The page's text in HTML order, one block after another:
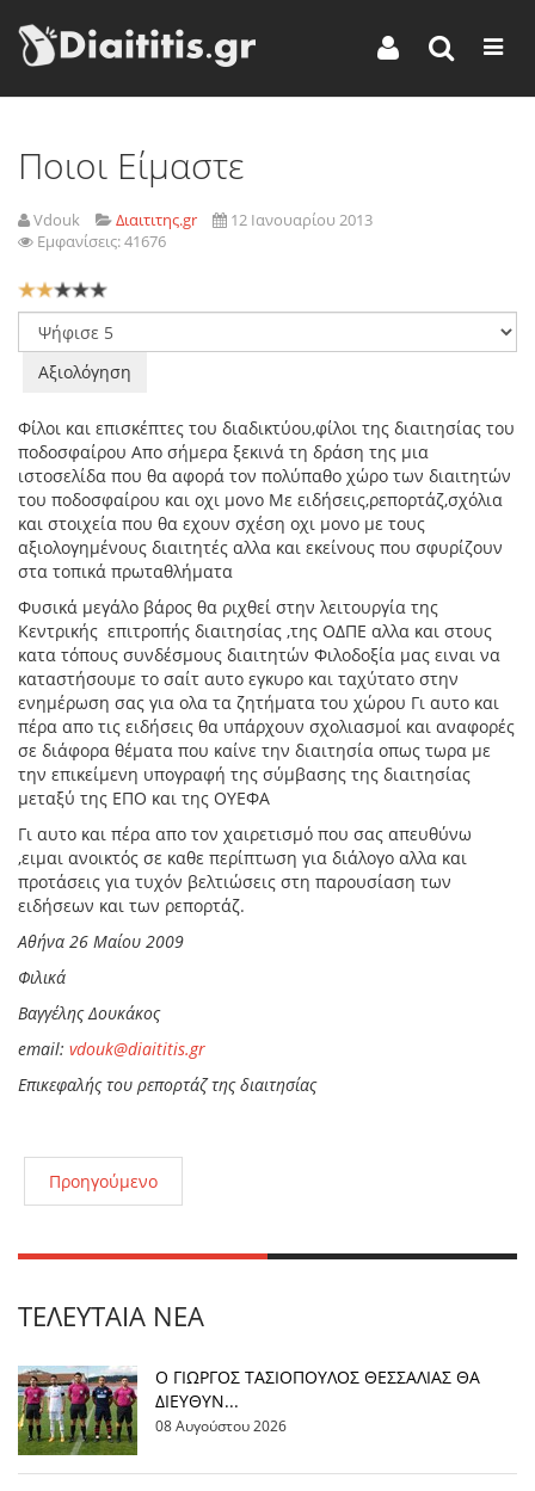
Ποιοι Είμαστε
Vdouk Διαιτιτης.gr
12 Ιανουαρίου 2013
Εμφανίσεις: 41676
Αξιολόγηση
Χρήστη:2/5
Παρακαλώ
αξιολογήστε
Φίλοι και επισκέπτες του διαδικτύου,φίλοι της διαιτησίας του
ποδοσφαίρου Απο σήμερα ξεκινά τη δράση της μια
ιστοσελίδα που θα αφορά τον πολύπαθο χώρο των διαιτητών
του ποδοσφαίρου και οχι μονο Με ειδήσεις,ρεπορτάζ,σχόλια
και στοιχεία που θα εχουν σχέση οχι μονο με τους
αξιολογημένους διαιτητές αλλα και εκείνους που σφυρίζουν
στα τοπικά πρωταθλήματα
Φυσικά μεγάλο βάρος θα ριχθεί στην λειτουργία της
Κεντρικής επιτροπής διαιτησίας ,της ΟΔΠΕ αλλα και στους
κατα τόπους συνδέσμους διαιτητών Φιλοδοξία μας ειναι να
καταστήσουμε το σαίτ αυτο εγκυρο και ταχύτατο στην
ενημέρωση σας για ολα τα ζητήματα του χώρου Γι αυτο και
πέρα απο τις ειδήσεις θα υπάρχουν σχολιασμοί και αναφορές
σε διάφορα θέματα που καίνε την διαιτησία οπως τωρα με
την επικείμενη υπογραφή της σύμβασης της διαιτησίας
μεταξύ της ΕΠΟ και της ΟΥΕΦΑ
Γι αυτο και πέρα απο τον χαιρετισμό που σας απευθύνω
,ειμαι ανοικτός σε καθε περίπτωση για διάλογο αλλα και
προτάσεις για τυχόν βελτιώσεις στη παρουσίαση των
ειδήσεων και των ρεπορτάζ.
Αθήνα 26 Μαίου 2009
Φιλικά
Βαγγέλης Δουκάκος
email: vdouk@diaititis.gr
Επικεφαλής του ρεπορτάζ της διαιτησίας
Προηγούμενο
ΤΕΛΕΥΤΑΊΑ ΝΈΑ
Ο ΓΙΩΡΓΟΣ ΤΑΣΙΟΠΟΥΛΟΣ ΘΕΣΣΑΛΙΑΣ ΘΑ
ΔΙΕΥΘΥΝ...
08 Αυγούστου 2026